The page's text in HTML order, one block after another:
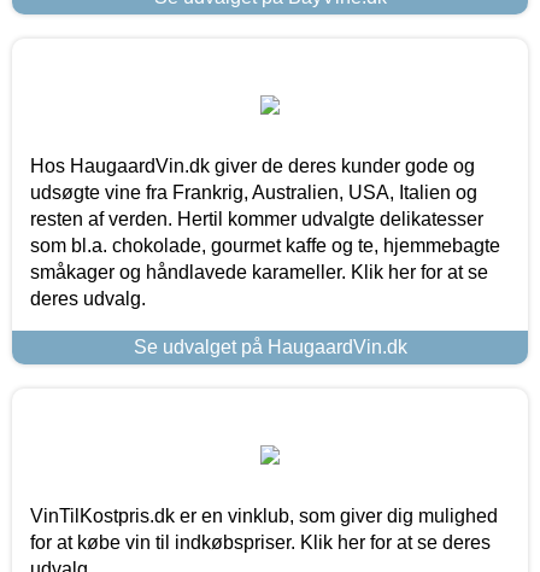
Hos HaugaardVin.dk giver de deres kunder gode og
udsøgte vine fra Frankrig, Australien, USA, Italien og
resten af verden. Hertil kommer udvalgte delikatesser
som bl.a. chokolade, gourmet kaffe og te, hjemmebagte
småkager og håndlavede karameller. Klik her for at se
deres udvalg.
Se udvalget på HaugaardVin.dk
VinTilKostpris.dk er en vinklub, som giver dig mulighed
for at købe vin til indkøbspriser. Klik her for at se deres